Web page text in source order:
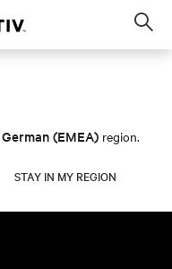
German (EMEA) region.
STAY IN MY REGION